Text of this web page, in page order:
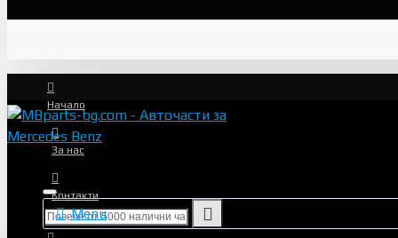
Начало
За нас
Контакти
Menu